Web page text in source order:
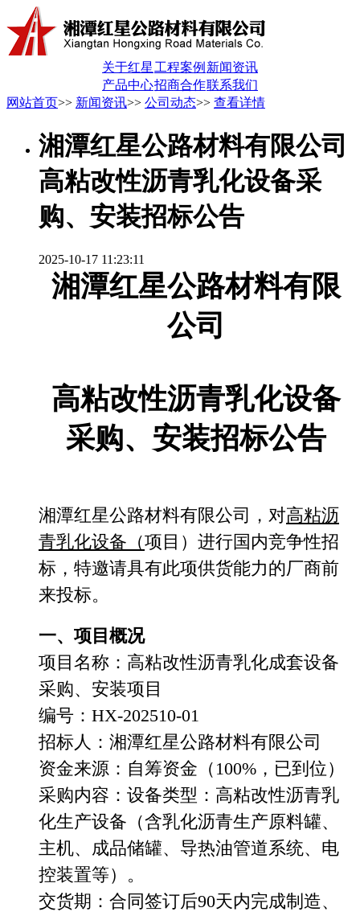
关于红星 工程案例 新闻资讯
产品中心招商合作联系我们
网站首页>> 新闻资讯>> 公司动态>> 查看详情
湘潭红星公路材料有限公司
高粘改性沥青乳化设备采
购、安装招标公告
2025-10-17 11:23:11
湘潭红星公路材料有限
公司
高粘改性沥青乳化设备
采购、安装招标公告
湘潭红星公路材料有限公司，对高粘沥
青乳化设备 （项目）进行国内竞争性招
标，特邀请具有此项供货能力的厂商前
来投标。
一、项目概况
项目名称：高粘改性沥青乳化成套设备
采购、安装项目
编号： HX-202510-01
招标人：湘潭红星公路材料有限公司
资金来源：自筹资金（ 100% ，已到位）
采购内容：设备类型：高粘改性沥青乳
化生产设备（含乳化沥青生产原料罐、
主机、成品储罐、导热油管道系统、电
控装置等）。
交货期：合同签订后90天内完成制造、